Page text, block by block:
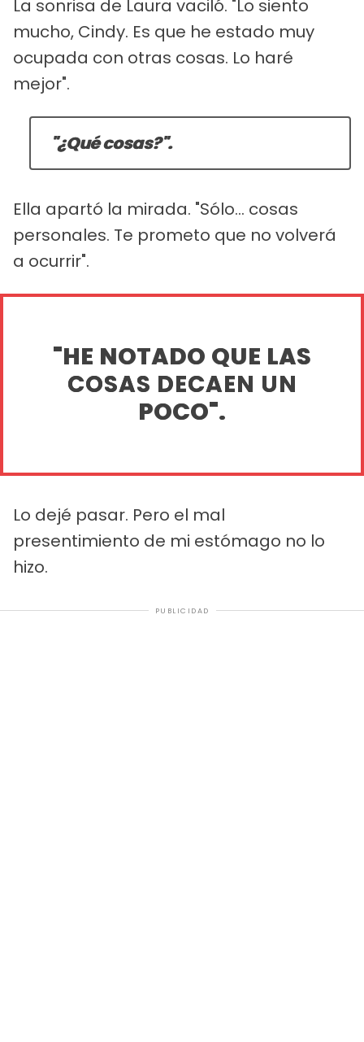
La sonrisa de Laura vaciló. "Lo siento
mucho, Cindy. Es que he estado muy
ocupada con otras cosas. Lo haré
mejor".
"¿Qué cosas?".
Ella apartó la mirada. "Sólo... cosas
personales. Te prometo que no volverá
a ocurrir".
"HE NOTADO QUE LAS
COSAS DECAEN UN
POCO".
Lo dejé pasar. Pero el mal
presentimiento de mi estómago no lo
hizo.
PUBLICIDAD